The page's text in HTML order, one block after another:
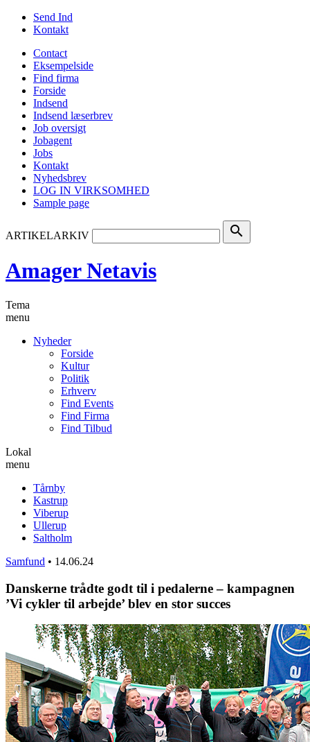
Send Ind
Kontakt
Contact
Eksempelside
Find firma
Forside
Indsend
Indsend læserbrev
Job oversigt
Jobagent
Jobs
Kontakt
Nyhedsbrev
LOG IN VIRKSOMHED
Sample page
ARTIKELARKIV search
Amager Netavis
Tema
menu
Nyheder
Forside
Kultur
Politik
Erhverv
Find Events
Find Firma
Find Tilbud
Lokal
menu
Tårnby
Kastrup
Viberup
Ullerup
Saltholm
Samfund • 14.06.24
Danskerne trådte godt til i pedalerne – kampagnen
’Vi cykler til arbejde’ blev en stor succes